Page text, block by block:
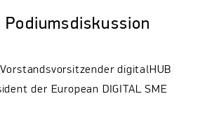
digitalHUB
der European DIGITAL SME